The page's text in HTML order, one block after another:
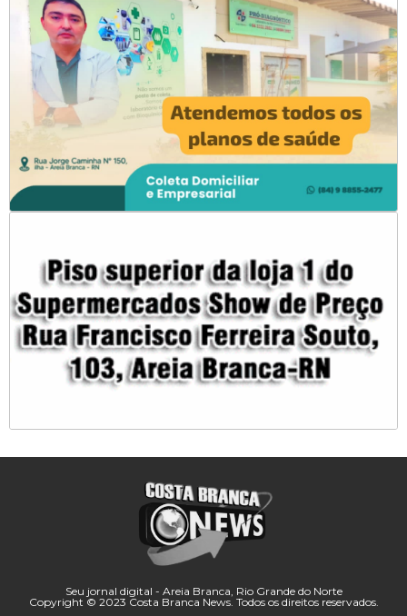
Seu jornal digital - Areia Branca, Rio Grande do Norte
Copyright © 2023 Costa Branca News. Todos os direitos reservados.